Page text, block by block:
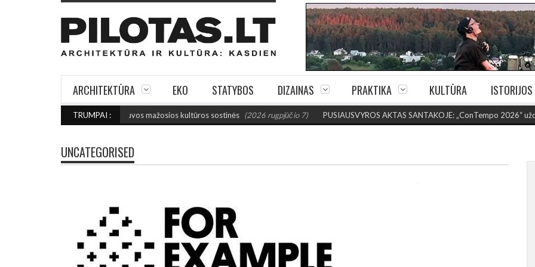
ARCHITEKTŪRA EKO STATYBOS DIZAINAS PRAKTIKA KULTŪRA ISTORIJOS
TRUMPAI :
Išrinktos 2027-ųjų Lietuvos mažosios kultūros sostinės (2026 rugpjūčio 7) PUSIAUSVYROS AKTAS SANTAKOJE: „ConTempo 2026“ uždarys
UNCATEGORISED